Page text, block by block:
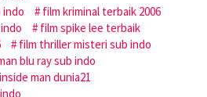
indo
film kriminal terbaik 2006
film spike lee terbaik
film thriller misteri sub indo
blu ray sub indo
inside man dunia21